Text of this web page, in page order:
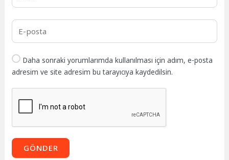
Daha sonraki yorumlarımda kullanılması için adım, e-posta
adresim ve site adresim bu tarayıcıya kaydedilsin.
GÖNDER